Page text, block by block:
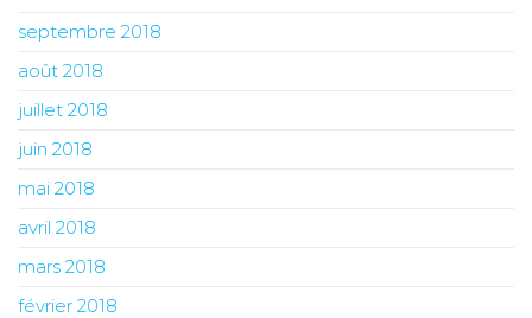
septembre 2018
août 2018
juillet 2018
juin 2018
mai 2018
avril 2018
mars 2018
février 2018